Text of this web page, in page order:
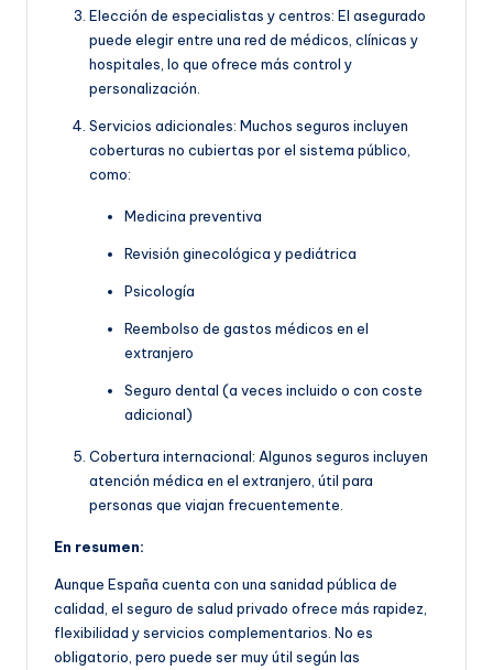
Elección de especialistas y centros: El asegurado
puede elegir entre una red de médicos, clínicas y
hospitales, lo que ofrece más control y
personalización.
Servicios adicionales: Muchos seguros incluyen
coberturas no cubiertas por el sistema público,
como:
Medicina preventiva
Revisión ginecológica y pediátrica
Psicología
Reembolso de gastos médicos en el
extranjero
Seguro dental (a veces incluido o con coste
adicional)
Cobertura internacional: Algunos seguros incluyen
atención médica en el extranjero, útil para
personas que viajan frecuentemente.
En resumen:
Aunque España cuenta con una sanidad pública de
calidad, el seguro de salud privado ofrece más rapidez,
flexibilidad y servicios complementarios. No es
obligatorio, pero puede ser muy útil según las